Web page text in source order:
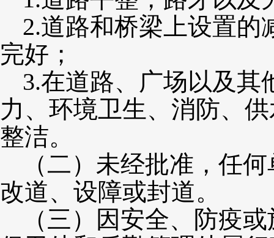
2.道路和桥梁上设置的
完好；
3.在道路、广场以及
力、环境卫生、消防、
整洁。
（二）未经批准，任
改道、设障或封道。
（三）因安全、防疫